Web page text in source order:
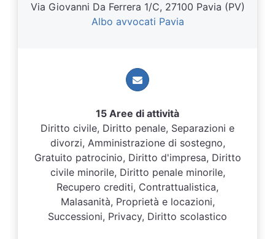
Via Giovanni Da Ferrera 1/C, 27100 Pavia (PV)
Albo avvocati Pavia
15 Aree di attività
Diritto civile, Diritto penale, Separazioni e
divorzi, Amministrazione di sostegno,
Gratuito patrocinio, Diritto d'impresa, Diritto
civile minorile, Diritto penale minorile,
Recupero crediti, Contrattualistica,
Malasanità, Proprietà e locazioni,
Successioni, Privacy, Diritto scolastico